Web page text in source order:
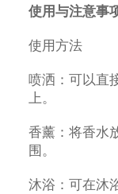
使用与注意事
使用方法
喷洒：可以直
上。
香薰：将香水
围。
沐浴：可在沐